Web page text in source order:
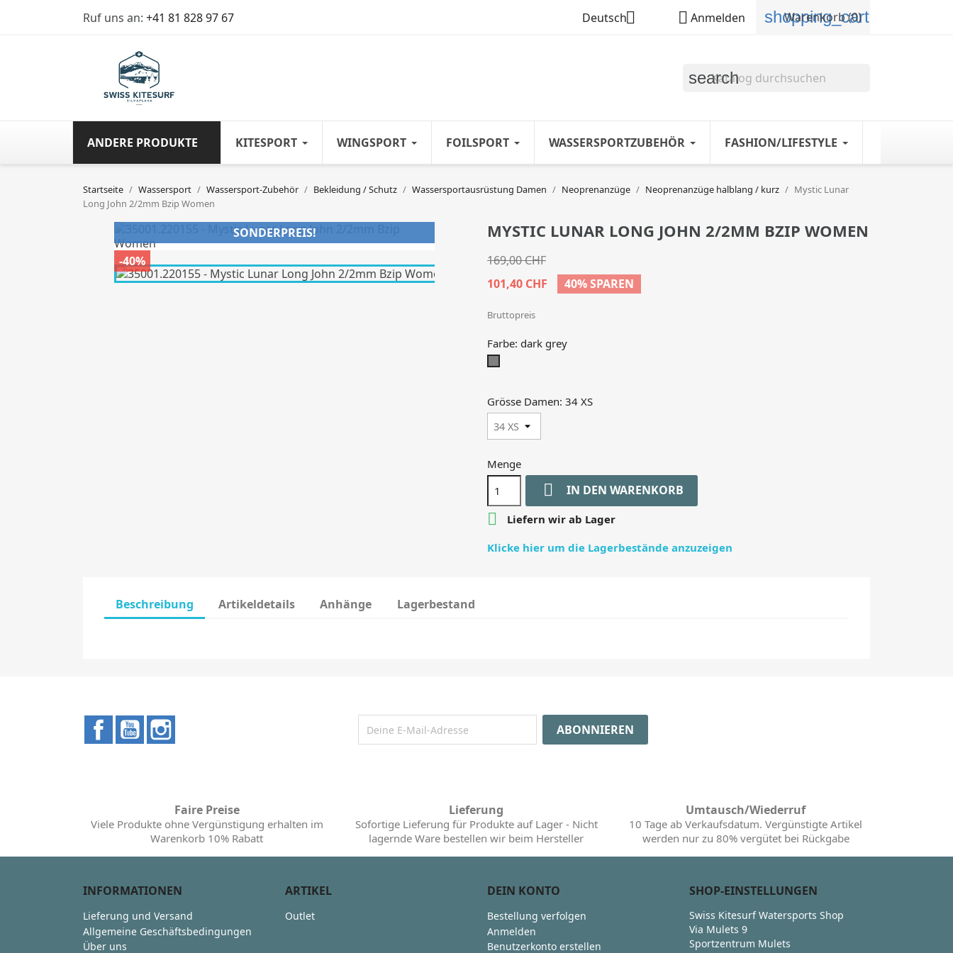
Ruf uns an: +41 81 828 97 67 Deutsch  Anmelden shopping_cart
Warenkorb(0)
search
ANDERE PRODUKTE KITESPORT WINGSPORT FOILSPORT WASSERSPORTZUBEHÖR FASHION/LIFESTYLE
Startseite Wassersport Wassersport-Zubehör Bekleidung / Schutz Wassersportausrüstung Damen Neoprenanzüge Neoprenanzüge halblang / kurz
Mystic Lunar
Long John 2/2mm Bzip Women
SONDERPREIS!
-40%
MYSTIC LUNAR LONG JOHN 2/2MM BZIP WOMEN
169,00 CHF
101,40 CHF
40% SPAREN
Bruttopreis
Farbe: dark grey
Grösse Damen: 34 XS
Menge
 IN DEN WARENKORB

Liefern wir ab Lager
Klicke hier um die Lagerbestände anzuzeigen
Beschreibung Artikeldetails Anhänge Lagerbestand
FacebookYouTube
Faire Preise
Viele Produkte ohne Vergünstigung erhalten im
Warenkorb 10% Rabatt
Lieferung
Sofortige Lieferung für Produkte auf Lager - Nicht
lagernde Ware bestellen wir beim Hersteller
Umtausch/Wiederruf
10 Tage ab Verkaufsdatum. Vergünstigte Artikel
werden nur zu 80% vergütet bei Rückgabe
INFORMATIONEN
Lieferung und Versand
Allgemeine Geschäftsbedingungen
Über uns
ARTIKEL
Outlet
DEIN KONTO
Bestellung verfolgen
Anmelden
Benutzerkonto erstellen
SHOP-EINSTELLUNGEN
Swiss Kitesurf Watersports Shop
Via Mulets 9
Sportzentrum Mulets